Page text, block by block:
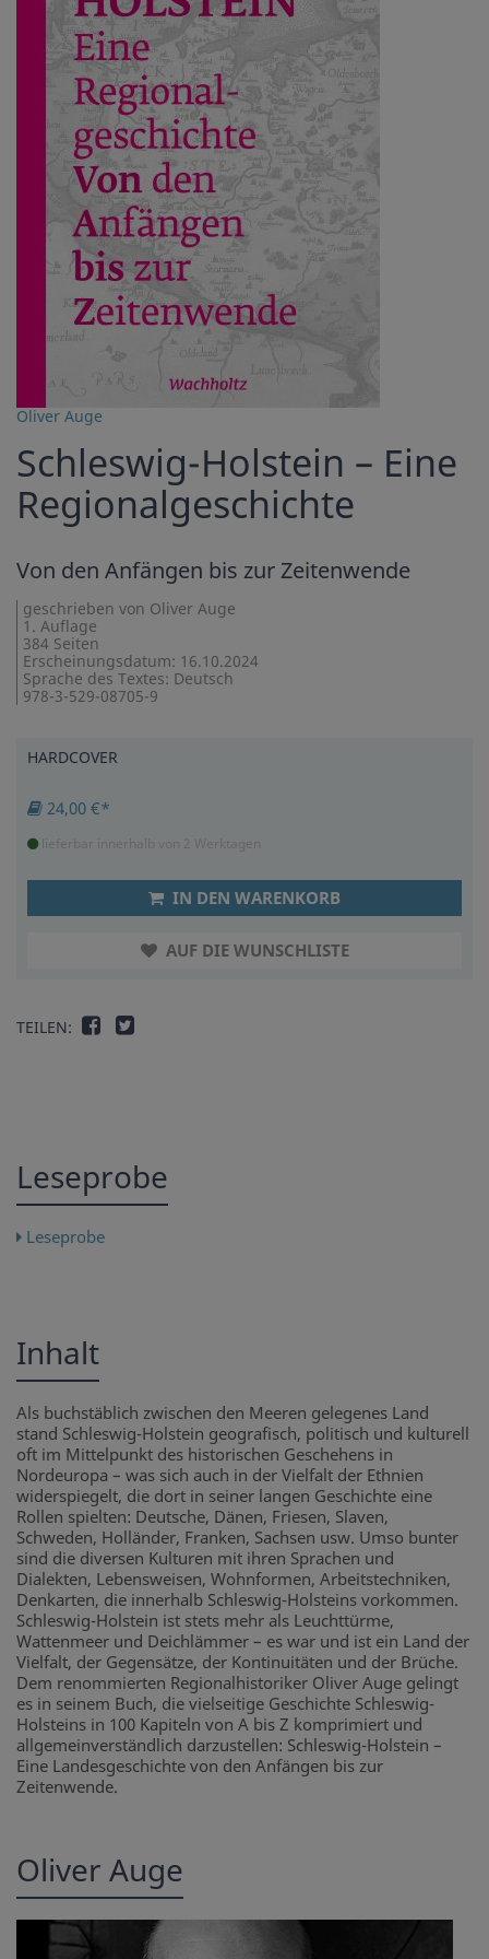
Oliver Auge
Schleswig-Holstein – Eine
Regionalgeschichte
Von den Anfängen bis zur Zeitenwende
geschrieben von Oliver Auge
1. Auflage
384 Seiten
Erscheinungsdatum: 16.10.2024
Sprache des Textes: Deutsch
978-3-529-08705-9
HARDCOVER
24,00 €*
lieferbar innerhalb von 2 Werktagen
IN DEN WARENKORB
AUF DIE WUNSCHLISTE
TEILEN:
Leseprobe
Leseprobe
Inhalt
Als buchstäblich zwischen den Meeren gelegenes Land
stand Schleswig-Holstein geografisch, politisch und kulturell
oft im Mittelpunkt des historischen Geschehens in
Nordeuropa – was sich auch in der Vielfalt der Ethnien
widerspiegelt, die dort in seiner langen Geschichte eine
Rollen spielten: Deutsche, Dänen, Friesen, Slaven,
Schweden, Holländer, Franken, Sachsen usw. Umso bunter
sind die diversen Kulturen mit ihren Sprachen und
Dialekten, Lebensweisen, Wohnformen, Arbeitstechniken,
Denkarten, die innerhalb Schleswig-Holsteins vorkommen.
Schleswig-Holstein ist stets mehr als Leuchttürme,
Wattenmeer und Deichlämmer – es war und ist ein Land der
Vielfalt, der Gegensätze, der Kontinuitäten und der Brüche.
Dem renommierten Regionalhistoriker Oliver Auge gelingt
es in seinem Buch, die vielseitige Geschichte Schleswig-
Holsteins in 100 Kapiteln von A bis Z komprimiert und
allgemeinverständlich darzustellen: Schleswig-Holstein –
Eine Landesgeschichte von den Anfängen bis zur
Zeitenwende.
Oliver Auge